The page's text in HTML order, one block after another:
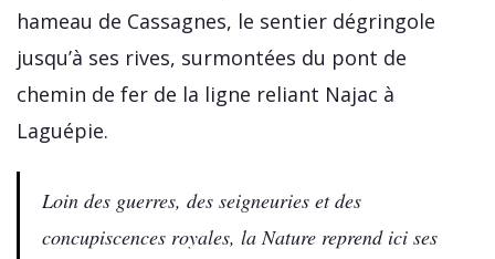
hameau de Cassagnes, le sentier dégringole
jusqu’à ses rives, surmontées du pont de
chemin de fer de la ligne reliant Najac à
Laguépie.
Loin des guerres, des seigneuries et des
concupiscences royales, la Nature reprend ici ses